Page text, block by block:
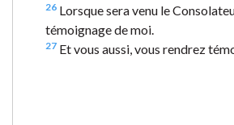
26 Lorsque sera venu le
témoignage de moi.
27 Et vous aussi, vous rendrez